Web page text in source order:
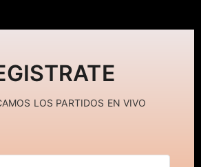
LOS PARTIDOS EN VIVO